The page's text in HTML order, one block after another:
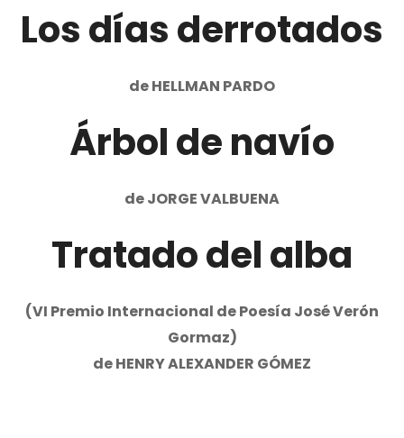
Los días derrotados
de HELLMAN PARDO
Árbol de navío
de JORGE VALBUENA
Tratado del alba
(VI Premio Internacional de Poesía José Verón
Gormaz)
de HENRY ALEXANDER GÓMEZ